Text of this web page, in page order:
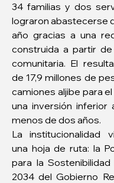
34 familias y dos
lograron abastecerse
año gracias a una
construida a partir
comunitaria. El
de 17,9 millones de
camiones aljibe para
una inversión inferior
menos de dos años.
La institucionalidad
una hoja de ruta: la
para la
2034 del Gobierno